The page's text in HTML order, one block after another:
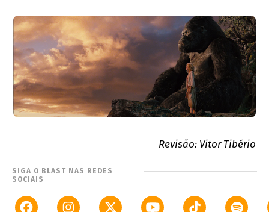
Revisão: Vitor Tibério
SIGA O BLAST NAS REDES
SOCIAIS